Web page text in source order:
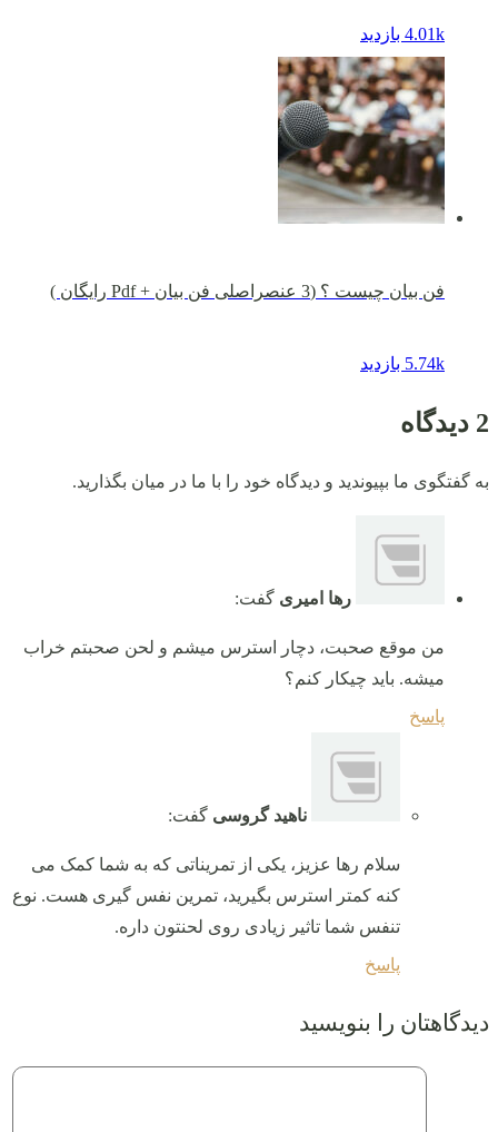
4.01k بازدید
فن بیان چیست ؟ (3 عنصراصلی فن بیان + Pdf رایگان )
5.74k بازدید
2 دیدگاه
به گفتگوی ما بپیوندید و دیدگاه خود را با ما در میان بگذارید.
رها امیری گفت:
من موقع صحبت، دچار استرس میشم و لحن صحبتم خراب
میشه. باید چیکار کنم؟
پاسخ
ناهید گروسی گفت:
سلام رها عزیز، یکی از تمریناتی که به شما کمک می
کنه کمتر استرس بگیرید، تمرین نفس گیری هست. نوع
تنفس شما تاثیر زیادی روی لحنتون داره.
پاسخ
دیدگاهتان را بنویسید